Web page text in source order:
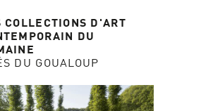
COLLECTIONS D'ART
DU
DU GOUALOUP